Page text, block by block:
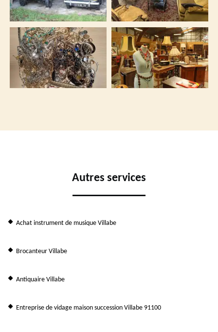
Autres services
Achat instrument de musique Villabe
Brocanteur Villabe
Antiquaire Villabe
Entreprise de vidage maison succession Villabe 91100